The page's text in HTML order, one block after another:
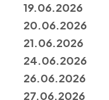
19.06.2026
20.06.2026
21.06.2026
24.06.2026
26.06.2026
27.06.2026